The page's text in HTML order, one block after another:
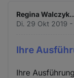
Regina
Di. 29 Okt 2019
Ihre
Ihre